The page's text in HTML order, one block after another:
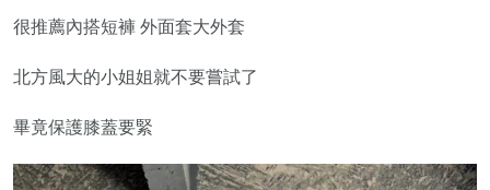
很推薦內搭短褲 外面套大外套
北方風大的小姐姐就不要嘗試了
畢竟保護膝蓋要緊